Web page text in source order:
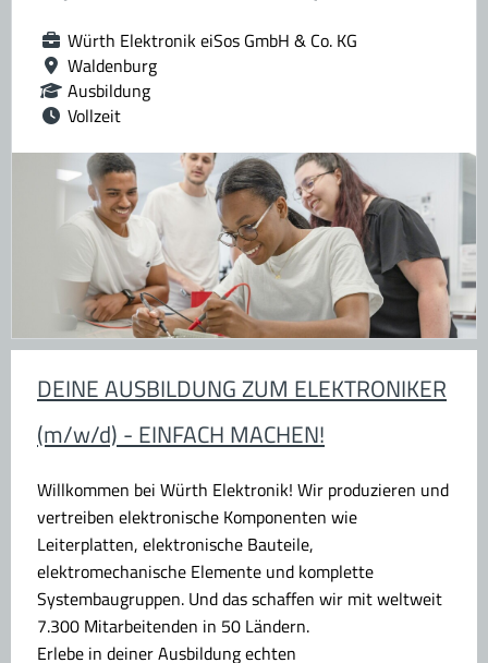
Würth Elektronik eiSos GmbH & Co. KG
Waldenburg
Ausbildung
Vollzeit
DEINE AUSBILDUNG ZUM ELEKTRONIKER
(m/w/d) - EINFACH MACHEN!
Willkommen bei Würth Elektronik! Wir produzieren und
vertreiben elektronische Komponenten wie
Leiterplatten, elektronische Bauteile,
elektromechanische Elemente und komplette
Systembaugruppen. Und das schaffen wir mit weltweit
7.300 Mitarbeitenden in 50 Ländern.
Erlebe in deiner Ausbildung echten